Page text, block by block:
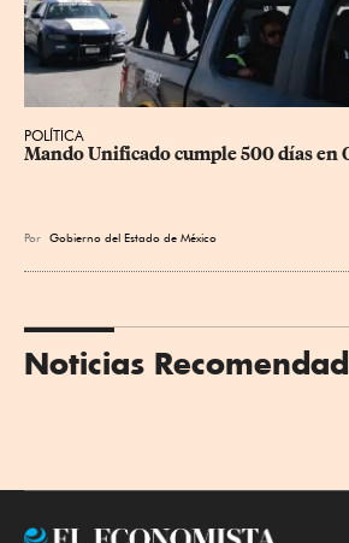
POLÍTICA
Mando Unificado cumple 500 días en
Por Gobierno del Estado de México
Noticias